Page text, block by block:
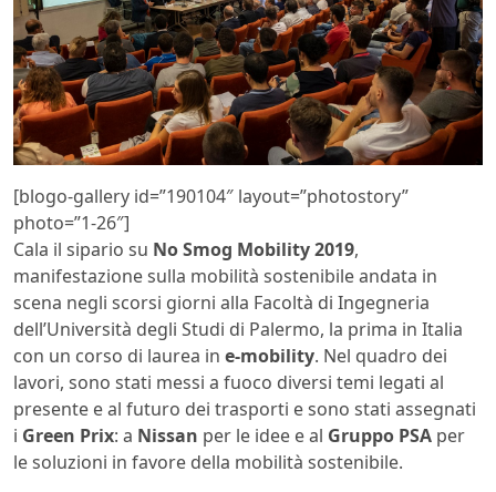
[blogo-gallery id=”190104″ layout=”photostory”
photo=”1-26″]
Cala il sipario su No Smog Mobility 2019,
manifestazione sulla mobilità sostenibile andata in
scena negli scorsi giorni alla Facoltà di Ingegneria
dell’Università degli Studi di Palermo, la prima in Italia
con un corso di laurea in e-mobility. Nel quadro dei
lavori, sono stati messi a fuoco diversi temi legati al
presente e al futuro dei trasporti e sono stati assegnati
i Green Prix: a Nissan per le idee e al Gruppo PSA per
le soluzioni in favore della mobilità sostenibile.